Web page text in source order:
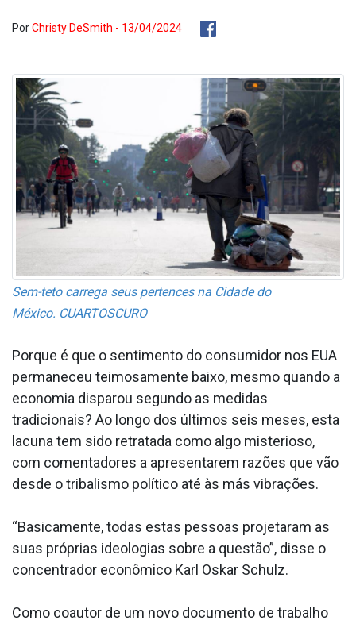
PorChristy DeSmith - 13/04/2024
Sem-teto carrega seus pertences na Cidade do
México. CUARTOSCURO
Porque é que o sentimento do consumidor nos EUA
permaneceu teimosamente baixo, mesmo quando a
economia disparou segundo as medidas
tradicionais? Ao longo dos últimos seis meses, esta
lacuna tem sido retratada como algo misterioso,
com comentadores a apresentarem razões que vão
desde o tribalismo político até às más vibrações.
“Basicamente, todas estas pessoas projetaram as
suas próprias ideologias sobre a questão”, disse o
concentrador econômico Karl Oskar Schulz.
Como coautor de um novo documento de trabalho